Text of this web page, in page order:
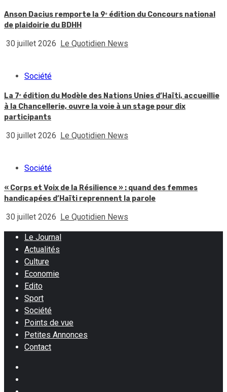
Anson Dacius remporte la 9ᵉ édition du Concours national
de plaidoirie du BDHH
30 juillet 2026 Le Quotidien News
Société
La 7ᵉ édition du Modèle des Nations Unies d’Haïti, accueillie
à la Chancellerie, ouvre la voie à un stage pour dix
participants
30 juillet 2026 Le Quotidien News
Société
« Corps et Voix de la Résilience » : quand des femmes
handicapées d’Haïti reprennent la parole
30 juillet 2026 Le Quotidien News
Le Journal
Actualités
Culture
Economie
Edito
Sport
Société
Points de vue
Petites Annonces
Contact